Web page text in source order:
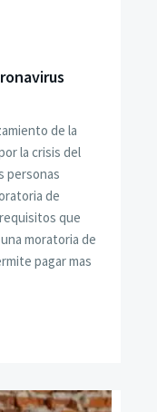
de la
la crisis del
personas
de
que
moratoria de
pagar mas